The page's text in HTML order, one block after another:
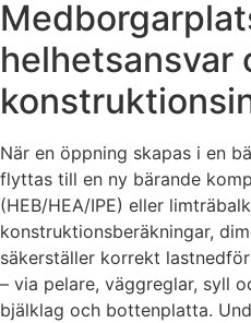
helhetsansvar
När en öppning skapas i en
flyttas till en ny bärande
(HEB/HEA/IPE) eller
konstruktionsberäkningar,
säkerställer korrekt
– via pelare, väggreglar, syll
bjälklag och bottenplatta.